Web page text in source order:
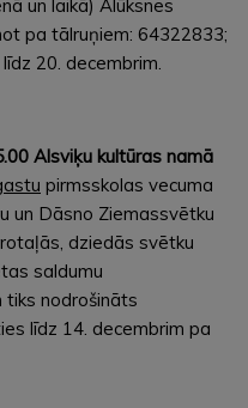
un laikā) Alūksnes
pa tālruņiem: 64322833;
20. decembrim.
Alsviķu kultūras namā
pirmsskolas vecuma
un Dāsno Ziemassvētku
dziedās svētku
saldumu
tiks nodrošināts
līdz 14. decembrim pa